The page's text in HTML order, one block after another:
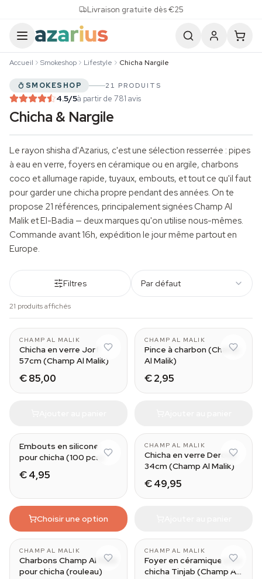
Livraison gratuite dès €25
Accueil Smokeshop Lifestyle Chicha Nargile
SMOKESHOP 21 PRODUITS
4.5/5à partir de 781 avis
Chicha & Nargile
Le rayon shisha d'Azarius, c'est une sélection resserrée : pipes
à eau en verre, foyers en céramique ou en argile, charbons
coco et allumage rapide, tuyaux, embouts, et tout ce qu'il faut
pour garder une chicha propre pendant des années. On te
propose 21 références, principalement signées Champ Al
Malik et El-Badia — deux marques qu'on utilise nous-mêmes.
Commande avant 16h, expédition le jour même partout en
Europe.
Filtres Par défaut
21 produits affichés
CHAMP AL MALIK
Chicha en verre Jorf
57cm (Champ Al Malik)
€ 85,00
CHAMP AL MALIK
Pince à charbon (Champ
Al Malik)
€ 2,95
Embouts en silicone
pour chicha (100 pcs)
€ 4,95
Choisir une option
CHAMP AL MALIK
Chicha en verre Deroua
34cm (Champ Al Malik)
€ 49,95
CHAMP AL MALIK
Charbons Champ Al Malik
pour chicha (rouleau)
CHAMP AL MALIK
Foyer en céramique pour
chicha Tinjab (Champ Al